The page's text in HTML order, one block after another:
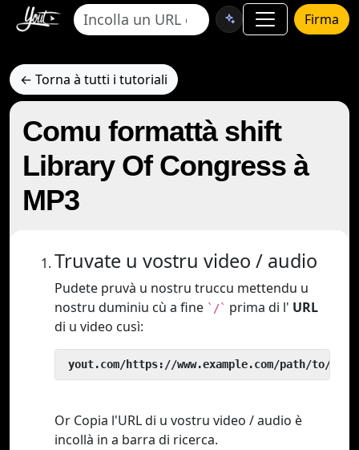
Firma
← Torna à tutti i tutoriali
Comu formattà shift
Library Of Congress à
MP3
Truvate u vostru video / audio
Pudete pruvà u nostru truccu mettendu u
nostru duminiu cù a fine `/` prima di l' URL
di u video cusì:
yout.com/https://www.example.com/path/to/
Or Copia l'URL di u vostru video / audio è
incollà in a barra di ricerca.